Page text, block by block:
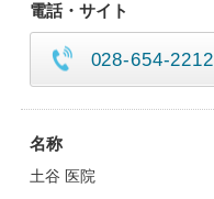
電話・サイト
028-654-2212
名称
土谷 医院